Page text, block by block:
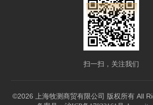
扫一扫，关注我们
©2026 上海牧测商贸有限公司 版权所有 All